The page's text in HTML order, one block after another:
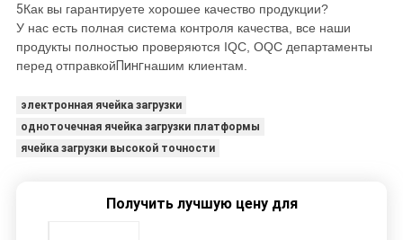
5Как вы гарантируете хорошее качество продукции?
У нас есть полная система контроля качества, все наши
продукты полностью проверяются IQC, OQC департаменты
перед отправкойПингнашим клиентам.
электронная ячейка загрузки
одноточечная ячейка загрузки платформы
ячейка загрузки высокой точности
Получить лучшую цену для